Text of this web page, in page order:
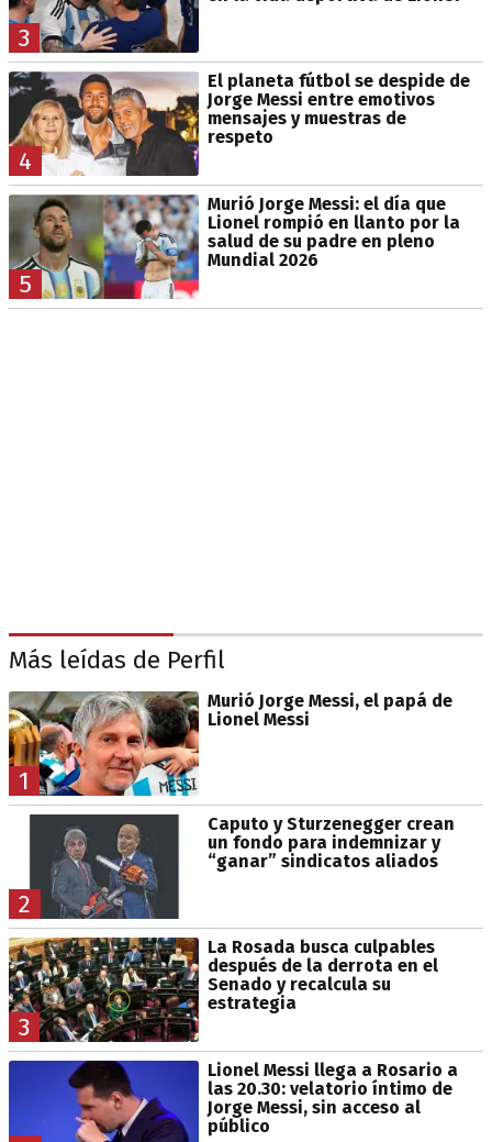
3
4
El planeta fútbol se despide de
Jorge Messi entre emotivos
mensajes y muestras de
respeto
5
Murió Jorge Messi: el día que
Lionel rompió en llanto por la
salud de su padre en pleno
Mundial 2026
Más leídas de Perfil
1
Murió Jorge Messi, el papá de
Lionel Messi
2
Caputo y Sturzenegger crean
un fondo para indemnizar y
“ganar” sindicatos aliados
3
La Rosada busca culpables
después de la derrota en el
Senado y recalcula su
estrategia
Lionel Messi llega a Rosario a
las 20.30: velatorio íntimo de
Jorge Messi, sin acceso al
público